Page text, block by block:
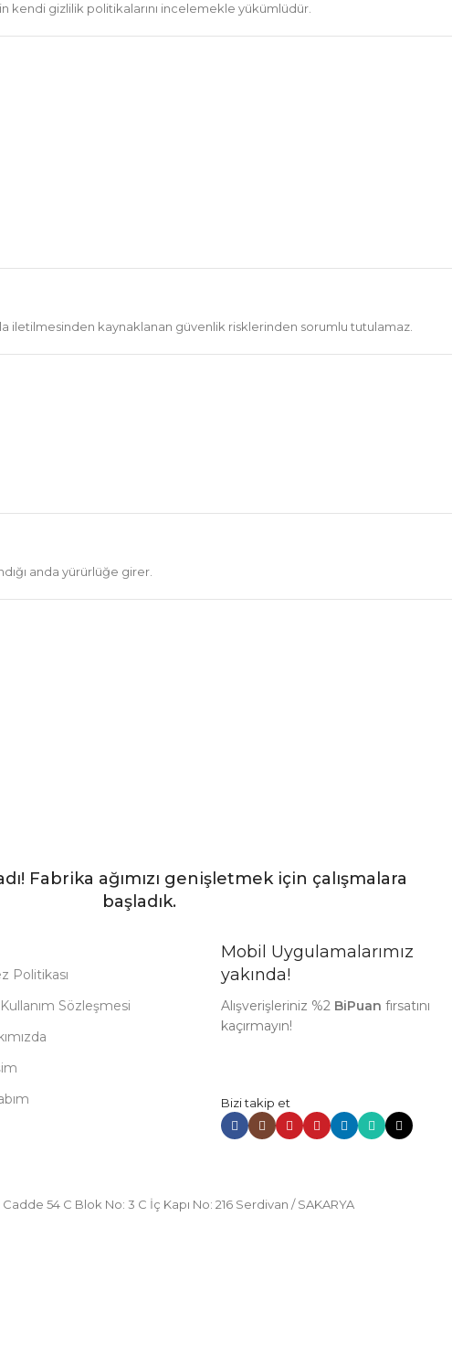
kendi gizlilik politikalarını incelemekle yükümlüdür.
iletilmesinden kaynaklanan güvenlik risklerinden sorumlu tutulamaz.
anda yürürlüğe girer.
Fabrika ağımızı genişletmek için çalışmalara
başladık.
Politikası
Sözleşmesi
Mobil Uygulamalarımız
yakında!
Alışverişleriniz %2 BiPuan fırsatını
kaçırmayın!
Bizi takip et
Cadde 54 C Blok No: 3 C İç Kapı No: 216 Serdivan / SAKARYA